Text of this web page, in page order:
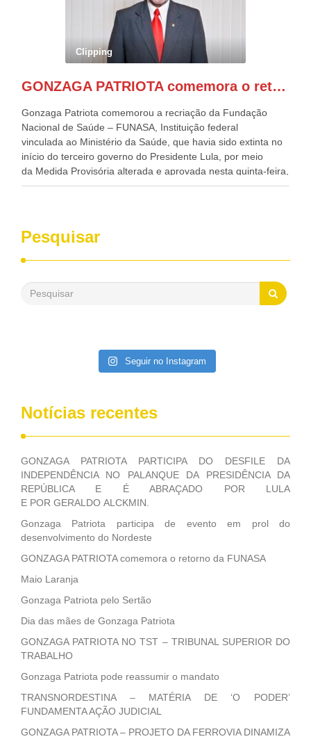
governador de Pernambuco, agora Presidente do Banco do
Nordeste, Paulo Câmara, o ex Deputado Federal, e
atualmente Superintendente da SUDENE, Danilo Cabral, da
Governadora de Pernambuco, Raquel Lyra, os ministros da
Casa Civil, Rui Costa, e da Integração e do Desenvolvimento
de todo Nordeste que também ajudam a fomentar o
Clipping
GONZAGA PATRIOTA comemora o retorno da FUNASA
Gonzaga Patriota comemorou a recriação da Fundação
Nacional de Saúde – FUNASA, Instituição federal
vinculada ao Ministério da Saúde, que havia sido extinta no
início do terceiro governo do Presidente Lula, por meio
da Medida Provisória alterada e aprovada nesta quinta-feira,
pelo Congresso Nacional. Gonzaga Patriota disse hoje em
desenvolvimento dos seus municípios e, somente o ano
passado, essa Fundação distribuiu mais de três bilhões de
reais, com suas maravilhosas ações, dentre alas, mais de
saneamento básico, em pequenas comunidades rurais.
Patriota disse ainda que, mesmo sem mandato,
Pesquisar
Seguir no Instagram
Notícias recentes
GONZAGA PATRIOTA PARTICIPA DO DESFILE DA
INDEPENDÊNCIA NO PALANQUE DA PRESIDÊNCIA DA
REPÚBLICA E É ABRAÇADO POR LULA
E POR GERALDO ALCKMIN.
Gonzaga Patriota participa de evento em prol do
desenvolvimento do Nordeste
GONZAGA PATRIOTA comemora o retorno da FUNASA
Maio Laranja
Gonzaga Patriota pelo Sertão
Dia das mães de Gonzaga Patriota
GONZAGA PATRIOTA NO TST – TRIBUNAL SUPERIOR DO
TRABALHO
Gonzaga Patriota pode reassumir o mandato
TRANSNORDESTINA – MATÉRIA DE ‘O PODER’
FUNDAMENTA AÇÃO JUDICIAL
GONZAGA PATRIOTA – PROJETO DA FERROVIA DINAMIZA